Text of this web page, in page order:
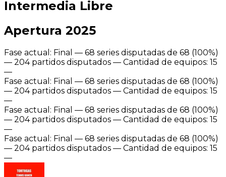
Intermedia Libre
Apertura 2025
Fase actual: Final — 68 series disputadas de 68 (100%)
— 204 partidos disputados — Cantidad de equipos: 15
—
Fase actual: Final — 68 series disputadas de 68 (100%)
— 204 partidos disputados — Cantidad de equipos: 15
—
Fase actual: Final — 68 series disputadas de 68 (100%)
— 204 partidos disputados — Cantidad de equipos: 15
—
Fase actual: Final — 68 series disputadas de 68 (100%)
— 204 partidos disputados — Cantidad de equipos: 15
—